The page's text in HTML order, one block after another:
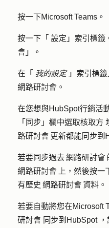
按一下Microsoft Teams 。
按一下「 設定 」索引標籤
會 」。
在「 我的設定」索引標籤
網路研討會。
在您想與HubSpot行銷活
「同步」欄中選取核取方
路研討會 更新都能同步到
若要同步過去 網路研討會
網路研討會 上，然後按一
有歷史 網路研討會 資料。
若要自動將您在Microsoft
研討會 同步到HubSpot